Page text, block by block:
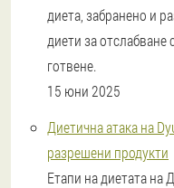
диета, забранено и
диети за
готвене.
15 юни 2025
Диетична атака на
разрешени продукти
Етапи на диетата на